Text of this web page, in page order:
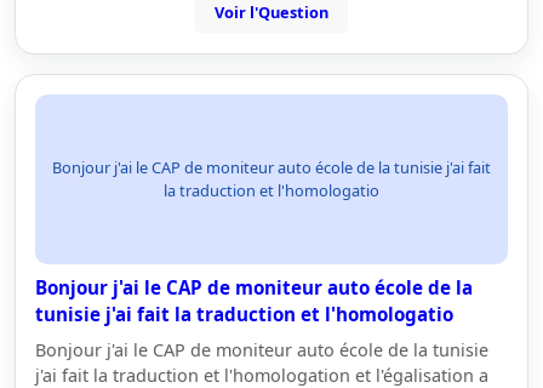
Voir l'Question
Bonjour j'ai le CAP de moniteur auto école de la tunisie j'ai fait
la traduction et l'homologatio
Bonjour j'ai le CAP de moniteur auto école de la
tunisie j'ai fait la traduction et l'homologatio
Bonjour j'ai le CAP de moniteur auto école de la tunisie
j'ai fait la traduction et l'homologation et l'égalisation a